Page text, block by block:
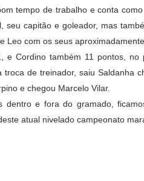
tempo de trabalho e conta
seu capitão e goleador, mas
Leo com os seus
Cordino também 11 pontos, no
de treinador, saiu Saldanha
e chegou Marcelo Vilar.
dentro e fora do gramado,
atual nivelado campeonato